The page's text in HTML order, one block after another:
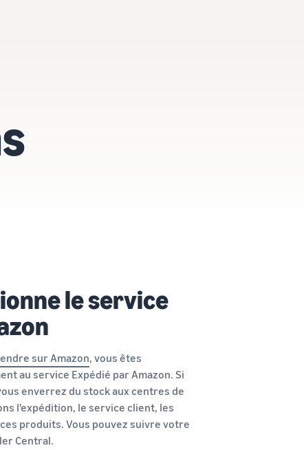
le service
sur Amazon, vous êtes
au service Expédié par Amazon. Si
enverrez du stock aux centres de
l'expédition, le service client, les
produits. Vous pouvez suivre votre
Central.